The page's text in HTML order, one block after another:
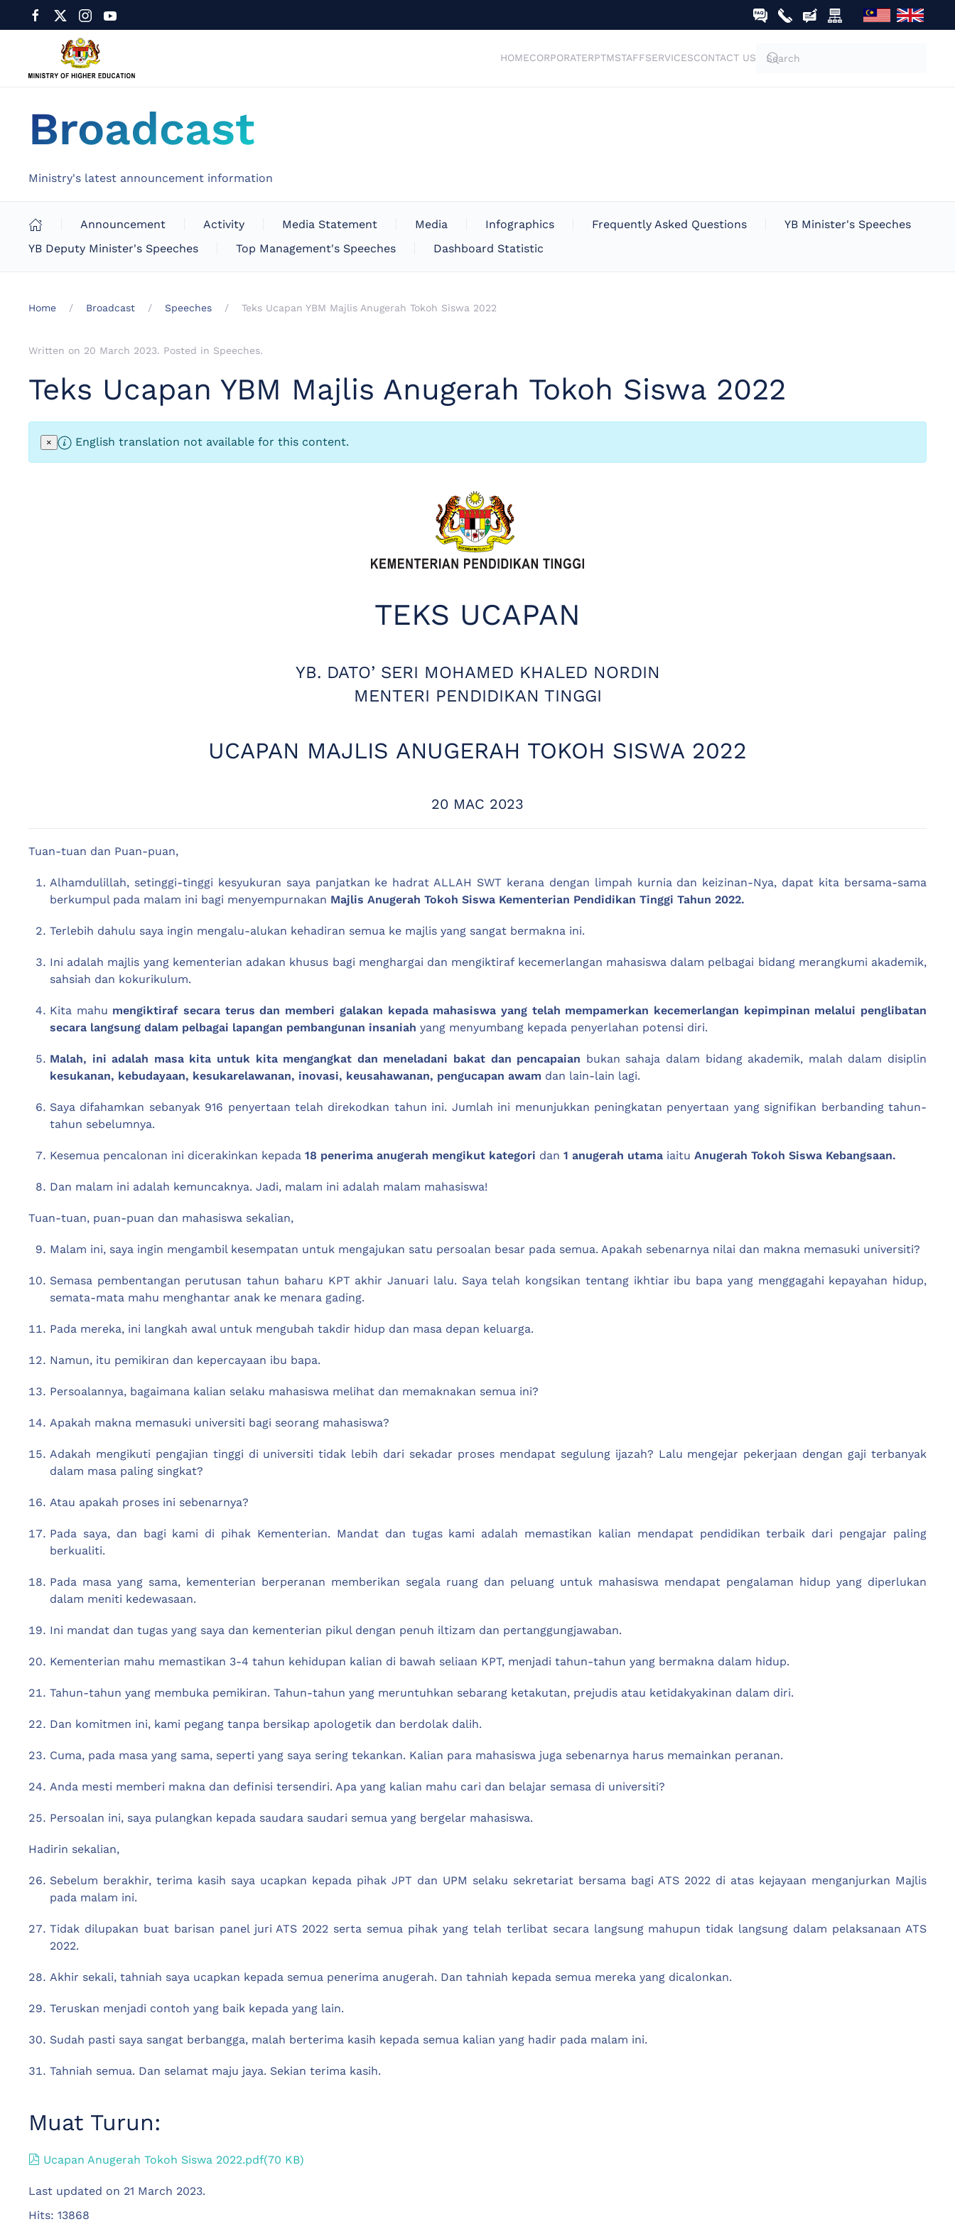
HOMECORPORATERPTMSTAFFSERVICESCONTACT US
Broadcast
Ministry's latest announcement information
Announcement Activity Media Statement Media Infographics Frequently Asked Questions
YB Minister's Speeches
YB Deputy Minister's Speeches
Top Management's Speeches Dashboard Statistic
Home Broadcast Speeches Teks Ucapan YBM Majlis Anugerah Tokoh Siswa 2022
Written on 20 March 2023. Posted in Speeches.
Teks Ucapan YBM Majlis Anugerah Tokoh Siswa 2022
× English translation not available for this content.
TEKS UCAPAN
YB. DATO’ SERI MOHAMED KHALED NORDIN
MENTERI PENDIDIKAN TINGGI
UCAPAN MAJLIS ANUGERAH TOKOH SISWA 2022
20 MAC 2023
Tuan-tuan dan Puan-puan,
Alhamdulillah, setinggi-tinggi kesyukuran saya panjatkan ke hadrat ALLAH SWT kerana dengan limpah kurnia dan keizinan-Nya, dapat kita bersama-sama
berkumpul pada malam ini bagi menyempurnakan Majlis Anugerah Tokoh Siswa Kementerian Pendidikan Tinggi Tahun 2022.
Terlebih dahulu saya ingin mengalu-alukan kehadiran semua ke majlis yang sangat bermakna ini.
Ini adalah majlis yang kementerian adakan khusus bagi menghargai dan mengiktiraf kecemerlangan mahasiswa dalam pelbagai bidang merangkumi akademik,
sahsiah dan kokurikulum.
Kita mahu mengiktiraf secara terus dan memberi galakan kepada mahasiswa yang telah mempamerkan kecemerlangan kepimpinan melalui penglibatan
secara langsung dalam pelbagai lapangan pembangunan insaniah yang menyumbang kepada penyerlahan potensi diri.
Malah, ini adalah masa kita untuk kita mengangkat dan meneladani bakat dan pencapaian bukan sahaja dalam bidang akademik, malah dalam disiplin
kesukanan, kebudayaan, kesukarelawanan, inovasi, keusahawanan, pengucapan awam dan lain-lain lagi.
Saya difahamkan sebanyak 916 penyertaan telah direkodkan tahun ini. Jumlah ini menunjukkan peningkatan penyertaan yang signifikan berbanding tahun-
tahun sebelumnya.
Kesemua pencalonan ini dicerakinkan kepada 18 penerima anugerah mengikut kategori dan 1 anugerah utama iaitu Anugerah Tokoh Siswa Kebangsaan.
Dan malam ini adalah kemuncaknya. Jadi, malam ini adalah malam mahasiswa!
Tuan-tuan, puan-puan dan mahasiswa sekalian,
Malam ini, saya ingin mengambil kesempatan untuk mengajukan satu persoalan besar pada semua. Apakah sebenarnya nilai dan makna memasuki universiti?
Semasa pembentangan perutusan tahun baharu KPT akhir Januari lalu. Saya telah kongsikan tentang ikhtiar ibu bapa yang menggagahi kepayahan hidup,
semata-mata mahu menghantar anak ke menara gading.
Pada mereka, ini langkah awal untuk mengubah takdir hidup dan masa depan keluarga.
Namun, itu pemikiran dan kepercayaan ibu bapa.
Persoalannya, bagaimana kalian selaku mahasiswa melihat dan memaknakan semua ini?
Apakah makna memasuki universiti bagi seorang mahasiswa?
Adakah mengikuti pengajian tinggi di universiti tidak lebih dari sekadar proses mendapat segulung ijazah? Lalu mengejar pekerjaan dengan gaji terbanyak
dalam masa paling singkat?
Atau apakah proses ini sebenarnya?
Pada saya, dan bagi kami di pihak Kementerian. Mandat dan tugas kami adalah memastikan kalian mendapat pendidikan terbaik dari pengajar paling
berkualiti.
Pada masa yang sama, kementerian berperanan memberikan segala ruang dan peluang untuk mahasiswa mendapat pengalaman hidup yang diperlukan
dalam meniti kedewasaan.
Ini mandat dan tugas yang saya dan kementerian pikul dengan penuh iltizam dan pertanggungjawaban.
Kementerian mahu memastikan 3-4 tahun kehidupan kalian di bawah seliaan KPT, menjadi tahun-tahun yang bermakna dalam hidup.
Tahun-tahun yang membuka pemikiran. Tahun-tahun yang meruntuhkan sebarang ketakutan, prejudis atau ketidakyakinan dalam diri.
Dan komitmen ini, kami pegang tanpa bersikap apologetik dan berdolak dalih.
Cuma, pada masa yang sama, seperti yang saya sering tekankan. Kalian para mahasiswa juga sebenarnya harus memainkan peranan.
Anda mesti memberi makna dan definisi tersendiri. Apa yang kalian mahu cari dan belajar semasa di universiti?
Persoalan ini, saya pulangkan kepada saudara saudari semua yang bergelar mahasiswa.
Hadirin sekalian,
Sebelum berakhir, terima kasih saya ucapkan kepada pihak JPT dan UPM selaku sekretariat bersama bagi ATS 2022 di atas kejayaan menganjurkan Majlis
pada malam ini.
Tidak dilupakan buat barisan panel juri ATS 2022 serta semua pihak yang telah terlibat secara langsung mahupun tidak langsung dalam pelaksanaan ATS
2022.
Akhir sekali, tahniah saya ucapkan kepada semua penerima anugerah. Dan tahniah kepada semua mereka yang dicalonkan.
Teruskan menjadi contoh yang baik kepada yang lain.
Sudah pasti saya sangat berbangga, malah berterima kasih kepada semua kalian yang hadir pada malam ini.
Tahniah semua. Dan selamat maju jaya. Sekian terima kasih.
Muat Turun:
pdf
Ucapan Anugerah Tokoh Siswa 2022.pdf(70 KB)
Last updated on 21 March 2023.
Hits: 13868